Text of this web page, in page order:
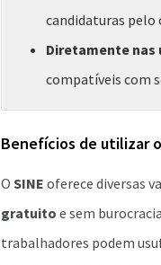
candidaturas pelo
Diretamente nas
compatíveis com
Benefícios de utilizar o
O SINE oferece diversas
gratuito e sem
trabalhadores podem